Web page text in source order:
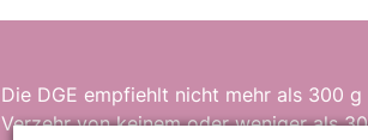
Die DGE empfiehlt nicht mehr als 300
Verzehr von keinem oder weniger als